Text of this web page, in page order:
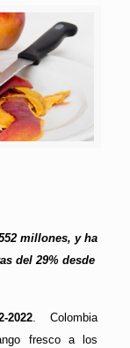
millones, y ha
del 29% desde
2022. Colombia
fresco a los